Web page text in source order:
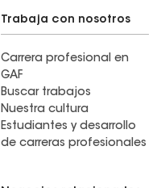
Trabaja con nosotros
Carrera profesional en
GAF
Buscar trabajos
Nuestra cultura
Estudiantes y desarrollo
de carreras profesionales